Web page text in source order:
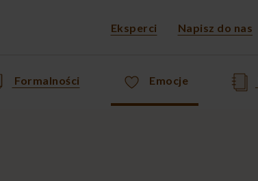
Eksperci Napisz do nas
Formalności Emocje